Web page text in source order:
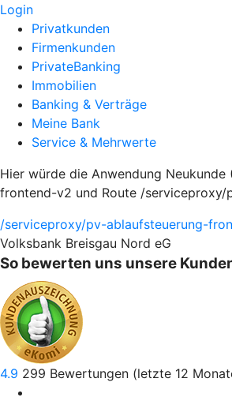
Login
Privatkunden
Firmenkunden
PrivateBanking
Immobilien
Banking & Verträge
Meine Bank
Service & Mehrwerte
Hier würde die Anwendung
frontend-v2 und Route /
/serviceproxy/pv-ablaufsteuerung-
Volksbank Breisgau Nord eG
So bewerten uns unsere
4.9 299 Bewertungen (letzte 12